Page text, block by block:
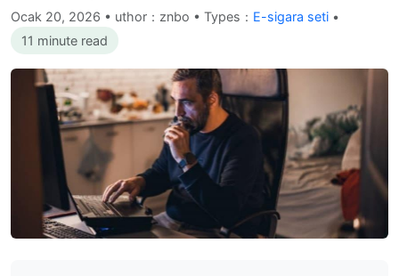
Ocak 20, 2026 • uthor：znbo • Types： E-sigara seti •
11 minute read